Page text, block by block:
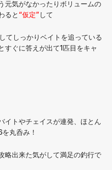
元気がなかったりボリュームの
ると “仮定” して
てしっかりベイトを追っている
すぐに答えが出て1匹目をキャ
イトやチェイスが連発、ほとん
丸呑み！
略出来た気がして満足の釣行で